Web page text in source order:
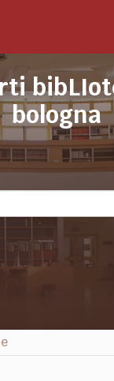
bologna